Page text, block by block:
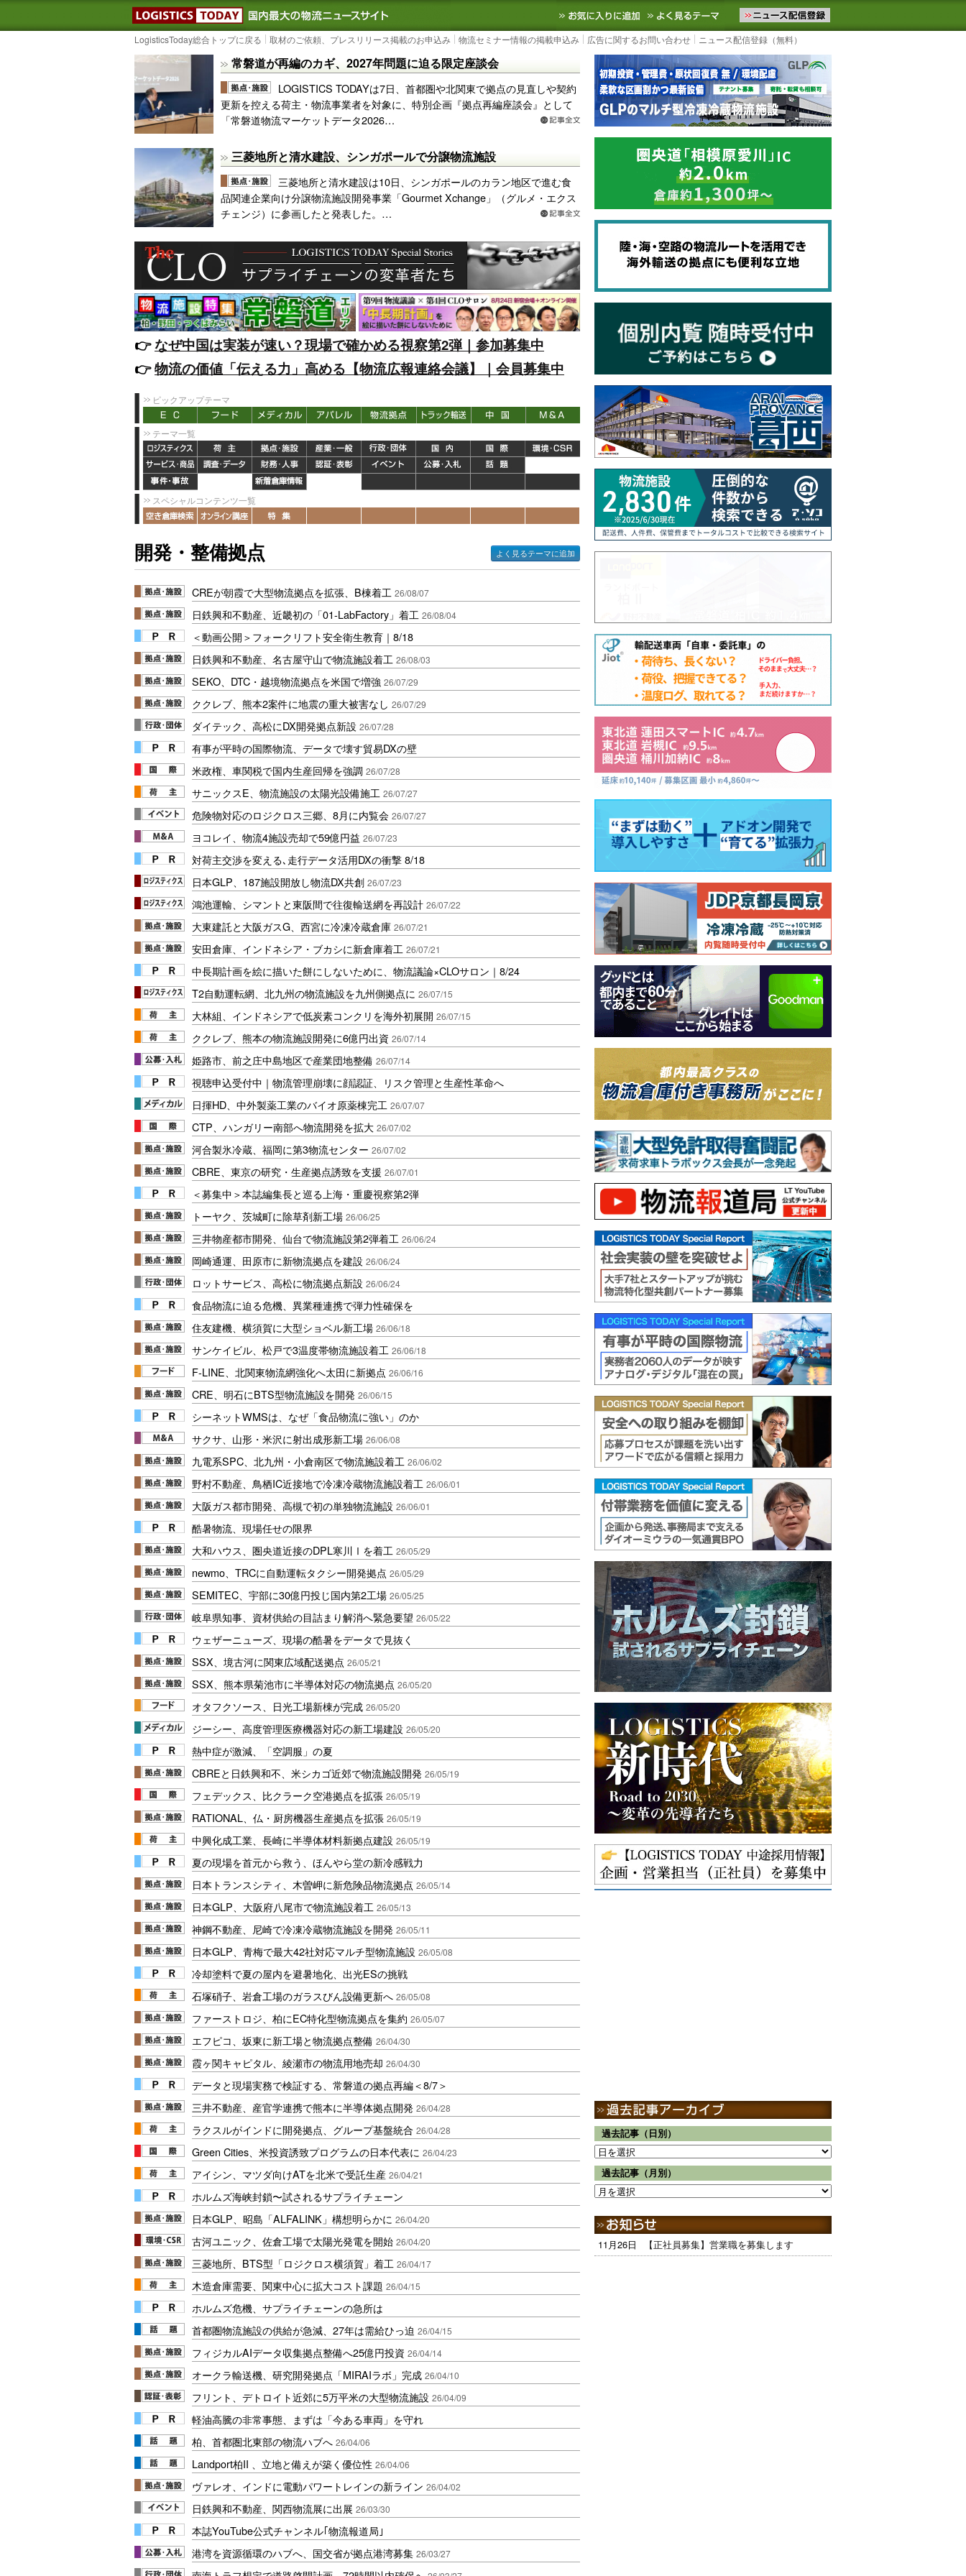
LOGISTICS TODAY｜国内最大の物流ニュースサイト3PL, SCMなど国内外の最新の物流ニュースをお届けします。物流ニュースメール配信を登録す
お気に入りに追加 よく見るテーマ
LogisticsToday総合トップに戻る 取材のご依頼、プレスリリース掲載のお申込み 物流セミナー情報の掲載申込み 広告に関するお問い合わせ ニュース配信登録（無料）
常磐道が再編のカギ、2027年問題に迫る限定座談会
LOGISTICS TODAYは7日、首都圏や北関東で拠点の見直しや契約
更新を控える荷主・物流事業者を対象に、特別企画『拠点再編座談会』として
「常磐道物流マーケットデータ2026…
三菱地所と清水建設、シンガポールで分譲物流施設
三菱地所と清水建設は10日、シンガポールのカラン地区で進む食
品関連企業向け分譲物流施設開発事業「Gourmet Xchange」（グルメ・エクス
チェンジ）に参画したと発表した。…
👉️なぜ中国は実装が速い？現場で確かめる視察第2弾｜参加募集中
👉️物流の価値「伝える力」高める【物流広報連絡会議】｜会員募集中
ピックアップテーマ
テーマ一覧
スペシャルコンテンツ一覧
開発・整備拠点 よく見るテーマに追加
CREが朝霞で大型物流拠点を拡張、B棟着工 26/08/07
日鉄興和不動産、近畿初の「01-LabFactory」着工 26/08/04
＜動画公開＞フォークリフト安全衛生教育｜8/18
日鉄興和不動産、名古屋守山で物流施設着工 26/08/03
SEKO、DTC・越境物流拠点を米国で増強 26/07/29
ククレブ、熊本2案件に地震の重大被害なし 26/07/29
ダイテック、高松にDX開発拠点新設 26/07/28
有事が平時の国際物流、データで壊す貿易DXの壁
米政権、車関税で国内生産回帰を強調 26/07/28
サニックスE、物流施設の太陽光設備施工 26/07/27
危険物対応のロジクロス三郷、8月に内覧会 26/07/27
ヨコレイ、物流4施設売却で59億円益 26/07/23
対荷主交渉を変える､走行データ活用DXの衝撃 8/18
日本GLP、187施設開放し物流DX共創 26/07/23
鴻池運輸、シマントと東阪間で往復輸送網を再設計 26/07/22
大東建託と大阪ガスG、西宮に冷凍冷蔵倉庫 26/07/21
安田倉庫、インドネシア・ブカシに新倉庫着工 26/07/21
中長期計画を絵に描いた餅にしないために、物流議論×CLOサロン｜8/24
T2自動運転網、北九州の物流施設を九州側拠点に 26/07/15
大林組、インドネシアで低炭素コンクリを海外初展開 26/07/15
ククレブ、熊本の物流施設開発に6億円出資 26/07/14
姫路市、前之庄中島地区で産業団地整備 26/07/14
視聴申込受付中｜物流管理崩壊に顔認証、リスク管理と生産性革命へ
日揮HD、中外製薬工業のバイオ原薬棟完工 26/07/07
CTP、ハンガリー南部へ物流開発を拡大 26/07/02
河合製氷冷蔵、福岡に第3物流センター 26/07/02
CBRE、東京の研究・生産拠点誘致を支援 26/07/01
＜募集中＞本誌編集長と巡る上海・重慶視察第2弾
トーヤク、茨城町に除草剤新工場 26/06/25
三井物産都市開発、仙台で物流施設第2弾着工 26/06/24
岡崎通運、田原市に新物流拠点を建設 26/06/24
ロットサービス、高松に物流拠点新設 26/06/24
食品物流に迫る危機、異業種連携で弾力性確保を
住友建機、横須賀に大型ショベル新工場 26/06/18
サンケイビル、松戸で3温度帯物流施設着工 26/06/18
F-LINE、北関東物流網強化へ太田に新拠点 26/06/16
CRE、明石にBTS型物流施設を開発 26/06/15
シーネットWMSは、なぜ「食品物流に強い」のか
サクサ、山形・米沢に射出成形新工場 26/06/08
九電系SPC、北九州・小倉南区で物流施設着工 26/06/02
野村不動産、鳥栖IC近接地で冷凍冷蔵物流施設着工 26/06/01
大阪ガス都市開発、高槻で初の単独物流施設 26/06/01
酷暑物流、現場任せの限界
大和ハウス、圏央道近接のDPL寒川Ⅰを着工 26/05/29
newmo、TRCに自動運転タクシー開発拠点 26/05/29
SEMITEC、宇部に30億円投じ国内第2工場 26/05/25
岐阜県知事、資材供給の目詰まり解消へ緊急要望 26/05/22
ウェザーニューズ、現場の酷暑をデータで見抜く
SSX、境古河に関東広域配送拠点 26/05/21
SSX、熊本県菊池市に半導体対応の物流拠点 26/05/20
オタフクソース、日光工場新棟が完成 26/05/20
ジーシー、高度管理医療機器対応の新工場建設 26/05/20
熱中症が激減、「空調服」の夏
CBREと日鉄興和不、米シカゴ近郊で物流施設開発 26/05/19
フェデックス、比クラーク空港拠点を拡張 26/05/19
RATIONAL、仏・厨房機器生産拠点を拡張 26/05/19
中興化成工業、長崎に半導体材料新拠点建設 26/05/19
夏の現場を首元から救う、ほんやら堂の新冷感戦力
日本トランスシティ、木曽岬に新危険品物流拠点 26/05/14
日本GLP、大阪府八尾市で物流施設着工 26/05/13
神鋼不動産、尼崎で冷凍冷蔵物流施設を開発 26/05/11
日本GLP、青梅で最大42社対応マルチ型物流施設 26/05/08
冷却塗料で夏の屋内を避暑地化、出光ESの挑戦
石塚硝子、岩倉工場のガラスびん設備更新へ 26/05/08
ファーストロジ、柏にEC特化型物流拠点を集約 26/05/07
エフピコ、坂東に新工場と物流拠点整備 26/04/30
霞ヶ関キャピタル、綾瀬市の物流用地売却 26/04/30
データと現場実務で検証する、常磐道の拠点再編＜8/7＞
三井不動産、産官学連携で熊本に半導体拠点開発 26/04/28
ラクスルがインドに開発拠点、グループ基盤統合 26/04/28
Green Cities、米投資誘致プログラムの日本代表に 26/04/23
アイシン、マツダ向けATを北米で受託生産 26/04/21
ホルムズ海峡封鎖〜試されるサプライチェーン
日本GLP、昭島「ALFALINK」構想明らかに 26/04/20
古河ユニック、佐倉工場で太陽光発電を開始 26/04/20
三菱地所、BTS型「ロジクロス横須賀」着工 26/04/17
木造倉庫需要、関東中心に拡大コスト課題 26/04/15
ホルムズ危機、サプライチェーンの急所は
首都圏物流施設の供給が急減、27年は需給ひっ迫 26/04/15
フィジカルAIデータ収集拠点整備へ25億円投資 26/04/14
オークラ輸送機、研究開発拠点「MIRAIラボ」完成 26/04/10
フリント、デトロイト近郊に5万平米の大型物流施設 26/04/09
軽油高騰の非常事態、まずは「今ある車両」を守れ
柏、首都圏北東部の物流ハブへ 26/04/06
Landport柏II 、立地と備えが築く優位性 26/04/06
ヴァレオ、インドに電動パワートレインの新ライン 26/04/02
日鉄興和不動産、関西物流展に出展 26/03/30
本誌YouTube公式チャンネル｢物流報道局｣
港湾を資源循環のハブへ、国交省が拠点港湾募集 26/03/27
過去記事（日別）
過去記事（月別）
11月26日 【正社員募集】営業職を募集します